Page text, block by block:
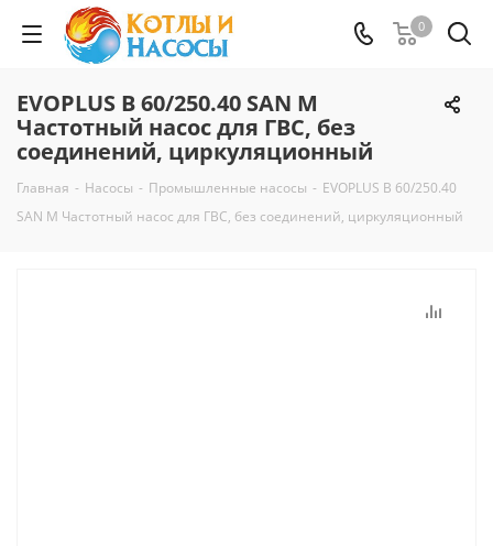
0
EVOPLUS B 60/250.40 SAN M
Частотный насос для ГВС, без
соединений, циркуляционный
Главная - Насосы - Промышленные насосы - EVOPLUS B 60/250.40
SAN M Частотный насос для ГВС, без соединений, циркуляционный